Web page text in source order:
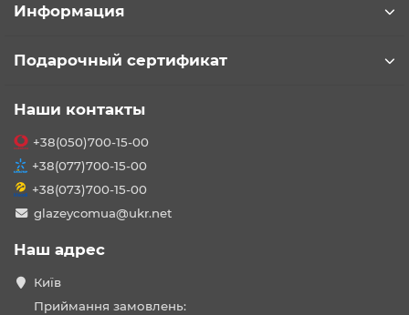
Информация
Подарочный сертификат
Наши контакты
+38(050)700-15-00
+38(077)700-15-00
+38(073)700-15-00
glazeycomua@ukr.net
Наш адрес
Київ
Приймання замовлень: